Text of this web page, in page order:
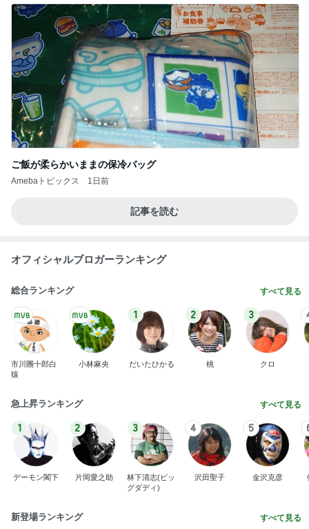
ご飯が柔らかいままの保冷バッグ
Amebaトピックス 1日前
記事を読む
オフィシャルブロガーランキング
総合ランキング すべて見る
市川團十郎白
猿
小林麻央
1
だいたひかる
2
桃
3
クロ
急上昇ランキング すべて見る
1
デーモン閣下
2
片岡愛之助
3
林下清志(ビッ
グダディ)
4
沢田聖子
5
金沢克彦
新登場ランキング すべて見る